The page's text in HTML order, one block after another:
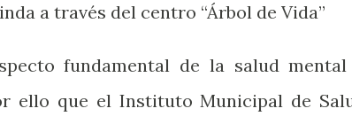
a través del centro “Árbol de Vida”
fundamental de la salud
ello que el Instituto Municipal de